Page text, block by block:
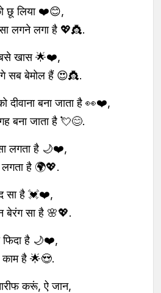
छू लिया ❤️😊,
लगने लगा है 💖👸.
खास 🌟❤️,
सब बेमोल हैं 😍👸.
दीवाना बना जाता है 👀❤️,
बना जाता है 💘😊.
लगता है 🌙❤️,
लगता है 🌍💖.
सा है 💓❤️,
बेरंग सा है 🌸💖.
फिदा है 🌙❤️,
काम है 🌟😍.
करूं, ऐ जान,